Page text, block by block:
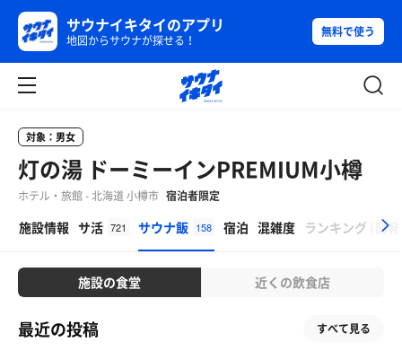
サウナイキタイのアプリ
地図からサウナが探せる！
無料で使う
対象：男女
灯の湯 ドーミーインPREMIUM小樽
ホテル・旅館 - 北海道 小樽市 宿泊者限定
施設情報 サ活 721 サウナ飯 158 宿泊 混雑度 ランキング 開
施設の食堂 近くの飲食店
最近の投稿 すべて見る